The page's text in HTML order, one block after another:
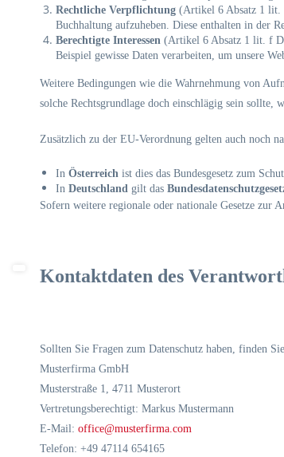
Rechtliche Verpflichtung (Artikel 6 Absatz 1 lit.
Buchhaltung aufzuheben. Diese enthalten in der
Berechtigte Interessen (Artikel 6 Absatz 1 lit. f
Beispiel gewisse Daten verarbeiten, um unsere
Weitere Bedingungen wie die Wahrnehmung von
solche Rechtsgrundlage doch einschlägig sein sollte,
Zusätzlich zu der EU-Verordnung gelten auch noch
In Österreich ist dies das Bundesgesetz zum
In Deutschland gilt das
Sofern weitere regionale oder nationale Gesetze zur
Kontaktdaten des
Sollten Sie Fragen zum Datenschutz haben, finden
Musterfirma GmbH
Musterstraße 1, 4711 Musterort
Vertretungsberechtigt: Markus Mustermann
E-Mail: office@musterfirma.com
Telefon: +49 47114 654165